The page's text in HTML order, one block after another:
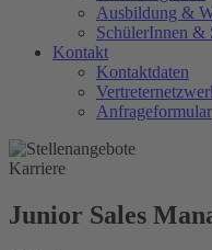
Ausbildung &
SchülerInnen &
Kontakt
Kontaktdaten
Anfrageformular
Karriere
Junior Sales